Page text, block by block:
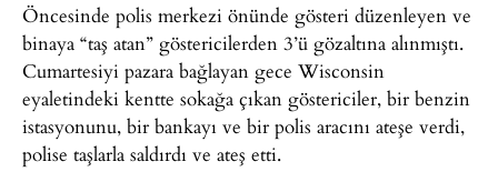
Öncesinde polis merkezi önünde gösteri düzenleyen ve
binaya “taş atan” göstericilerden 3’ü gözaltına alınmıştı.
Cumartesiyi pazara bağlayan gece Wisconsin
eyaletindeki kentte sokağa çıkan göstericiler, bir benzin
istasyonunu, bir bankayı ve bir polis aracını ateşe verdi,
polise taşlarla saldırdı ve ateş etti.